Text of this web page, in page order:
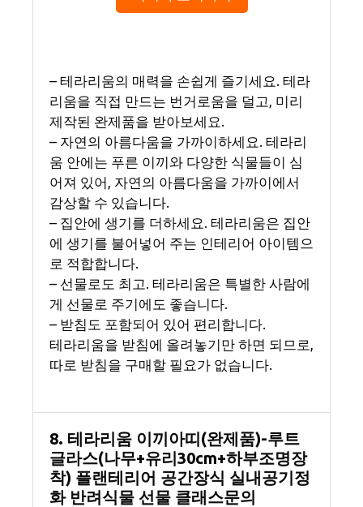
– 테라리움의 매력을 손쉽게 즐기세요. 테라
리움을 직접 만드는 번거로움을 덜고, 미리
제작된 완제품을 받아보세요.
– 자연의 아름다움을 가까이하세요. 테라리
움 안에는 푸른 이끼와 다양한 식물들이 심
어져 있어, 자연의 아름다움을 가까이에서
감상할 수 있습니다.
– 집안에 생기를 더하세요. 테라리움은 집안
에 생기를 불어넣어 주는 인테리어 아이템으
로 적합합니다.
– 선물로도 최고. 테라리움은 특별한 사람에
게 선물로 주기에도 좋습니다.
– 받침도 포함되어 있어 편리합니다.
테라리움을 받침에 올려놓기만 하면 되므로,
따로 받침을 구매할 필요가 없습니다.
8. 테라리움 이끼아띠(완제품)-루트
글라스(나무+유리30cm+하부조명장
착) 플랜테리어 공간장식 실내공기정
화 반려식물 선물 클래스문의